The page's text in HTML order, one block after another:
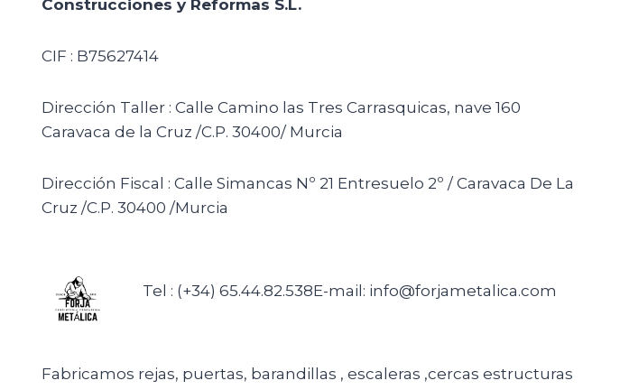
Construcciones y Reformas S.L.
CIF : B75627414
Dirección Taller : Calle Camino las Tres Carrasquicas, nave 160
Caravaca de la Cruz /C.P. 30400/ Murcia
Dirección Fiscal : Calle Simancas Nº 21 Entresuelo 2º / Caravaca De La
Cruz /C.P. 30400 /Murcia
Tel : (+34) 65.44.82.538E-mail: info@forjametalica.com
Fabricamos rejas, puertas, barandillas , escaleras ,cercas estructuras